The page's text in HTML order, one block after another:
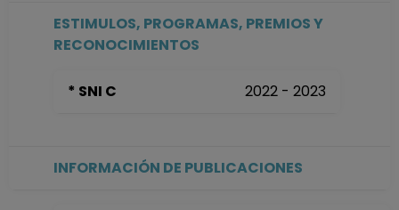
Facultad de
hasta 15-10-2020
No Definitivo
ESTIMULOS, PROGRAMAS, PREMIOS Y
RECONOCIMIENTOS
* SNI C 2022 - 2023
INFORMACIÓN DE PUBLICACIONES